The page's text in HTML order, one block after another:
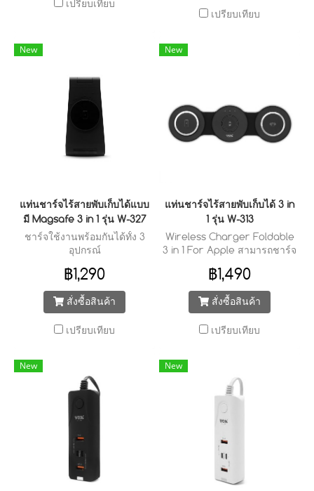
เปรียบเทียบ
เปรียบเทียบ
New
แท่นชาร์จไร้สายพับเก็บได้แบบ
มี Magsafe 3 in 1 รุ่น W-327
ชาร์จใช้งานพร้อมกันได้ทั้ง 3
อุปกรณ์
฿1,290
สั่งซื้อสินค้า
เปรียบเทียบ
New
แท่นชาร์จไร้สายพับเก็บได้ 3 in
1 รุ่น W-313
Wireless Charger Foldable
3 in 1 For Apple สามารถชาร์จ
฿1,490
สั่งซื้อสินค้า
เปรียบเทียบ
New New